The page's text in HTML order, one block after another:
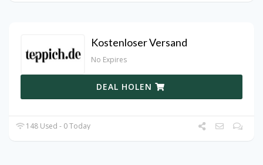
Kostenloser Versand
No Expires
DEAL HOLEN
148 Used - 0 Today